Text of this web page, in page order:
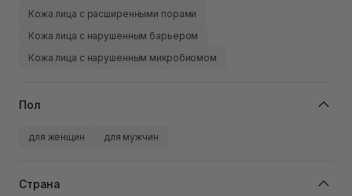
Кожа лица с расширенными порами
Кожа лица с нарушенным барьером
Кожа лица с нарушенным микробиомом
Пол
для женщин для мужчин
Страна